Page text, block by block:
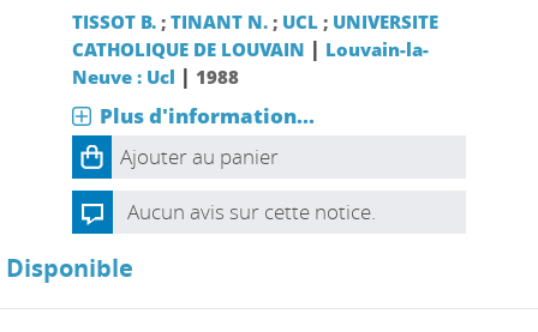
TISSOT B.; TINANT N.; UCL; UNIVERSITE
CATHOLIQUE DE LOUVAIN | Louvain-la-
Neuve : Ucl | 1988
Plus d'information...
Ajouter au panier
Aucun avis sur cette notice.
Disponible